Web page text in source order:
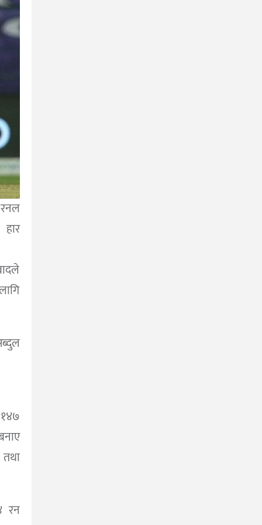
रन